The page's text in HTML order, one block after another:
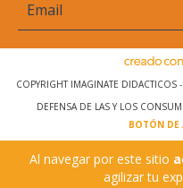
Al navegar por este sitio
agilizar tu
COPYRIGHT IMAGINATE
DEFENSA DE LAS Y LOS
BOTÓN DE